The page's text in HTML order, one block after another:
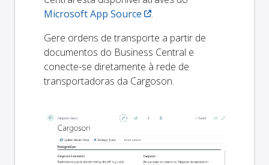
Microsoft App Source
.
Gere ordens de transporte a partir de
documentos do Business Central e
conecte-se diretamente à rede de
transportadoras da Cargoson.